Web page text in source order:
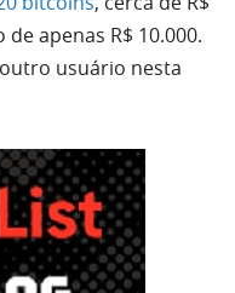
apenas R$ 10.000.
usuário nesta